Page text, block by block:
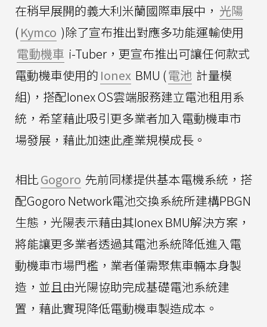
在稍早展開的義大利米蘭國際車展中， 光陽
(Kymco )除了宣布推出對應多功能運輸使用
電動機車 i-Tuber，更宣布推出可讓任何款式
電動機車使用的 Ionex BMU (電池 計量模
組)，搭配Ionex OS雲端服務建立電池租用系
統，希望藉此吸引更多業者加入電動機車市
場發展，藉此加速此產業規模成長。
相比Gogoro 先前同樣提供基本電機系統，搭
配Gogoro Network電池交換系統所建構PBGN
生態，光陽表示藉由其Ionex BMU解決方案，
將能讓更多業者透過其電池系統降低進入電
動機車市場門檻，業者僅需聚焦車輛本身製
造，並且由光陽協助完成基礎電池系統建
置，藉此實現降低電動機車製造成本。